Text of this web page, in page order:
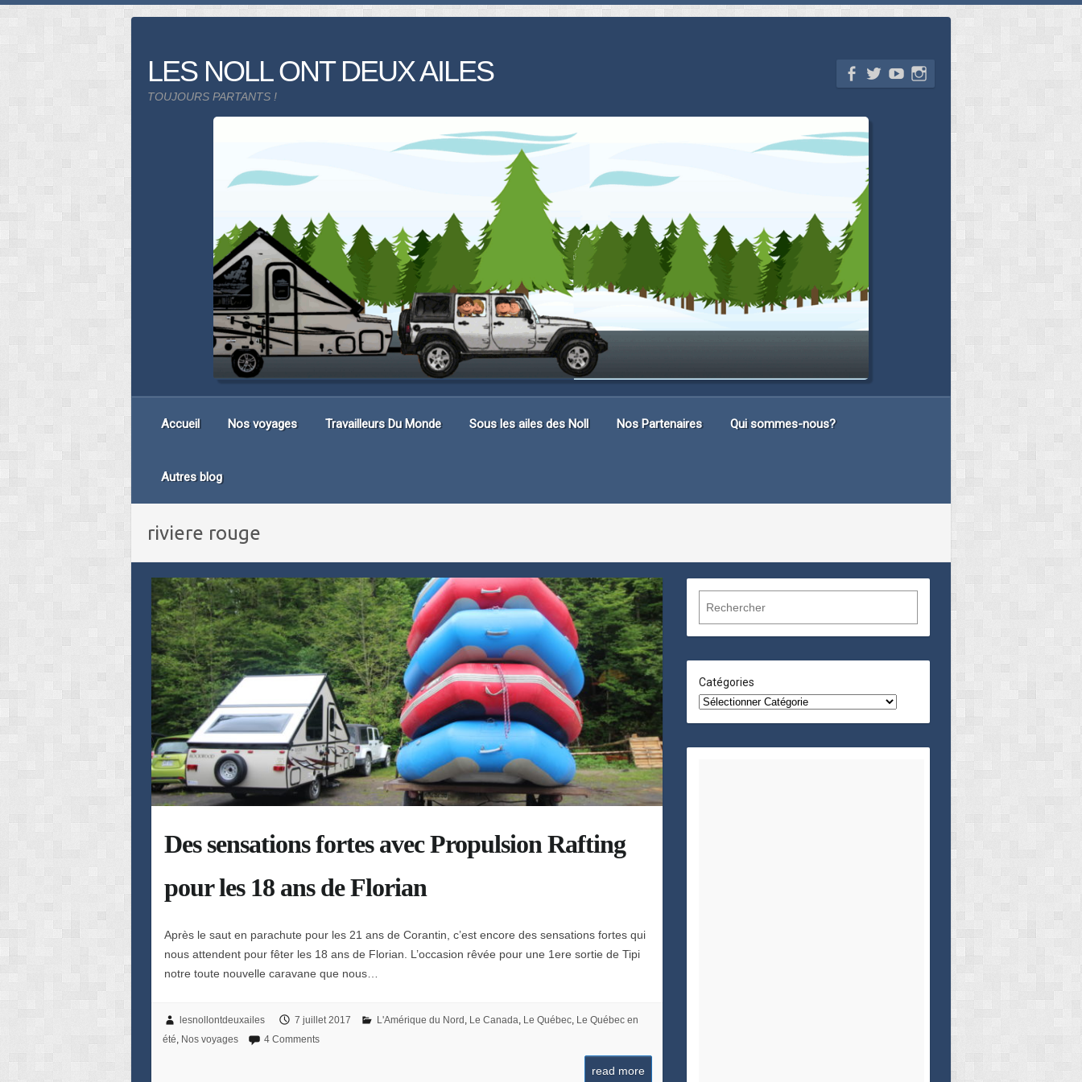
content
LES NOLL ONT DEUX AILES
TOUJOURS PARTANTS !
Accueil Nos voyages Travailleurs Du Monde Sous les ailes des Noll Nos Partenaires Qui sommes-nous?
Autres blog
riviere rouge
Des sensations fortes avec Propulsion Rafting
pour les 18 ans de Florian
Après le saut en parachute pour les 21 ans de Corantin, c’est encore des sensations fortes qui
nous attendent pour fêter les 18 ans de Florian. L’occasion rêvée pour une 1ere sortie de Tipi
notre toute nouvelle caravane que nous…
lesnollontdeuxailes 7 juillet 2017 L'Amérique du Nord , Le Canada, Le Québec, Le Québec en
été, Nos voyages 4 Comments
read more
c
h
e
r
Catégories